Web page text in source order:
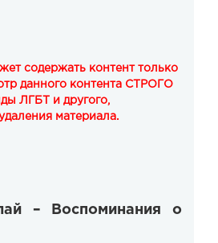
содержать контент только
данного контента СТРОГО
ЛГБТ и другого,
материала.
– Воспоминания о